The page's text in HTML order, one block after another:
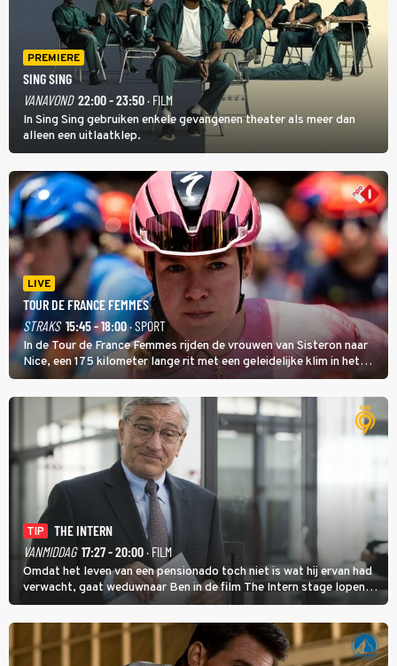
PREMIERE
SING SING
VANAVOND 22:00 - 23:50· FILM
In Sing Sing gebruiken enkele gevangenen theater als meer dan
alleen een uitlaatklep.
LIVE
TOUR DE FRANCE FEMMES
STRAKS 15:45 - 18:00· SPORT
In de Tour de France Femmes rijden de vrouwen van Sisteron naar
Nice, een 175 kilometer lange rit met een geleidelijke klim in het
midden. Dat is mogelijk niet de zwaarste hindernis, dat is de
temperatuur. Het kan in Nice namelijk bloedheet worden.
TIP
THE INTERN
VANMIDDAG 17:27 - 20:00· FILM
Omdat het leven van een pensionado toch niet is wat hij ervan had
verwacht, gaat weduwnaar Ben in de film The Intern stage lopen
bij de hippe webwinkel van Jules, wat een gouden zet blijkt te zijn.